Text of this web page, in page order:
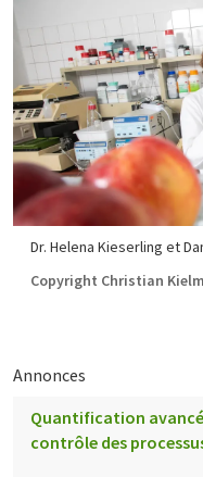
Dr. Helena Kieserling et
Copyright Christian
Annonces
Quantification
contrôle des